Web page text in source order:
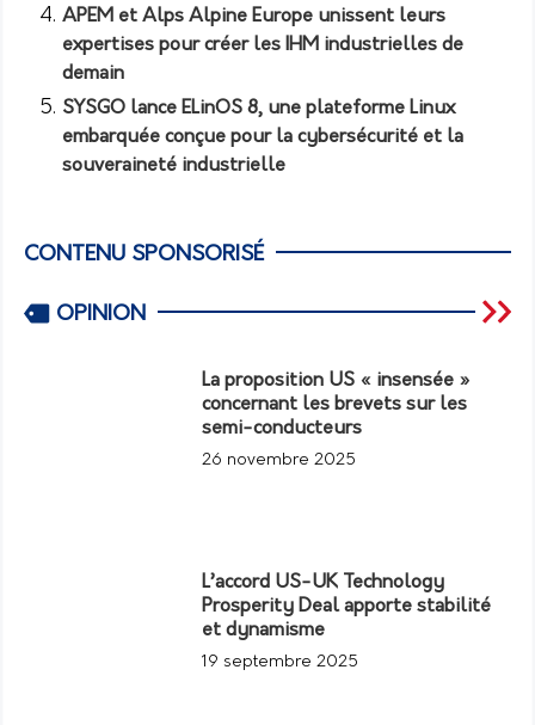
APEM et Alps Alpine Europe unissent leurs
expertises pour créer les IHM industrielles de
demain
SYSGO lance ELinOS 8, une plateforme Linux
embarquée conçue pour la cybersécurité et la
souveraineté industrielle
CONTENU SPONSORISÉ
OPINION
La proposition US « insensée »
concernant les brevets sur les
semi-conducteurs
26 novembre 2025
L’accord US-UK Technology
Prosperity Deal apporte stabilité
et dynamisme
19 septembre 2025